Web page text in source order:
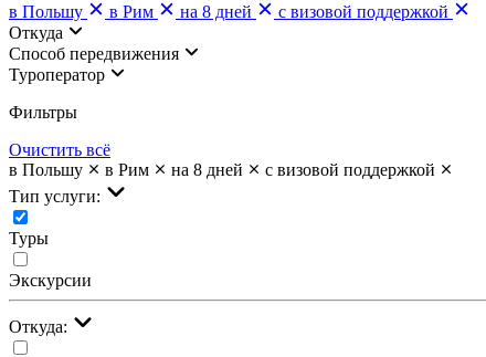
в Польшу
в Рим на 8 дней
с визовой поддержкой
Откуда
Cпособ передвижения
Туроператор
Фильтры
Очистить всё
в Польшу
в Рим на 8 дней
с визовой поддержкой
Тип услуги:
Туры
Экскурсии
Откуда: